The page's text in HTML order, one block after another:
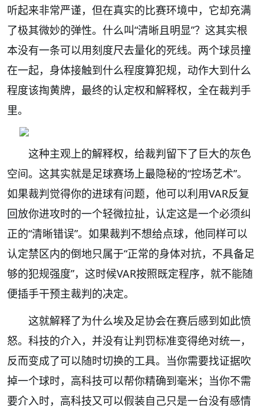
听起来非常严谨，但在真实的比赛环境中，它却充满
了极其微妙的弹性。什么叫“清晰且明显”？这其实根
本没有一条可以用刻度尺去量化的死线。两个球员撞
在一起，身体接触到什么程度算犯规，动作大到什么
程度该掏黄牌，最终的认定权和解释权，全在裁判手
里。
这种主观上的解释权，给裁判留下了巨大的灰色
空间。这其实就是足球赛场上最隐秘的“控场艺术”。
如果裁判觉得你的进球有问题，他可以利用VAR反复
回放你进攻时的一个轻微拉扯，认定这是一个必须纠
正的“清晰错误”。如果裁判不想给点球，他同样可以
认定禁区内的倒地只属于“正常的身体对抗，不具备足
够的犯规强度”，这时候VAR按照既定程序，就不能随
便插手干预主裁判的决定。
这就解释了为什么埃及足协会在赛后感到如此愤
怒。科技的介入，并没有让判罚标准变得绝对统一，
反而变成了可以随时切换的工具。当你需要找证据吹
掉一个球时，高科技可以帮你精确到毫米；当你不需
要介入时，高科技又可以假装自己只是一台没有感情